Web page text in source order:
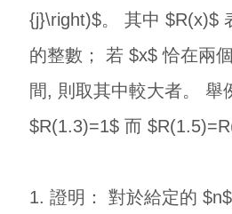
{j}\right)$。 其中 $R(x)$
的整數； 若 $x$ 恰在兩
間, 則取其中較大者。 舉
$R(1.3)=1$ 而
1. 證明： 對於給定的